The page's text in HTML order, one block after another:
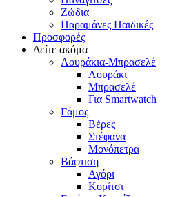
Ζώδια
Παραμάνες Παιδικές
Προσφορές
Δείτε ακόμα
Λουράκια-Μπρασελέ
Λουράκι
Μπρασελέ
Για Smartwatch
Γάμος
Βέρες
Στέφανα
Μονόπετρα
Βάφτιση
Αγόρι
Κορίτσι